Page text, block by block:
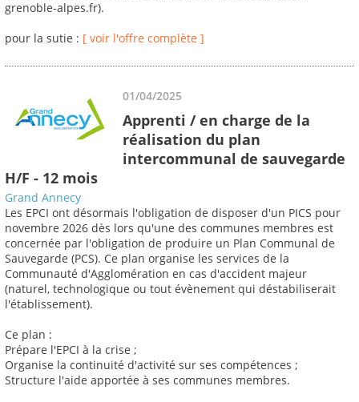
grenoble-alpes.fr).
pour la sutie : [ voir l'offre complète ]
01/04/2025
Apprenti / en charge de la
réalisation du plan
intercommunal de sauvegarde
H/F - 12 mois
Grand Annecy
Les EPCI ont désormais l'obligation de disposer d'un PICS pour
novembre 2026 dès lors qu'une des communes membres est
concernée par l'obligation de produire un Plan Communal de
Sauvegarde (PCS). Ce plan organise les services de la
Communauté d'Agglomération en cas d'accident majeur
(naturel, technologique ou tout évènement qui déstabiliserait
l'établissement).
Ce plan :
Prépare l'EPCI à la crise ;
Organise la continuité d'activité sur ses compétences ;
Structure l'aide apportée à ses communes membres.